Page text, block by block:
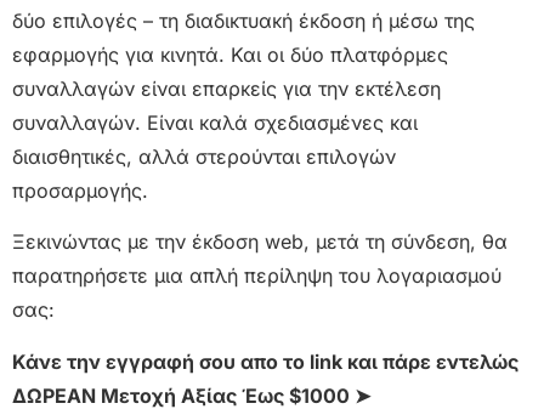
δύο επιλογές – τη διαδικτυακή έκδοση ή μέσω της
εφαρμογής για κινητά. Και οι δύο πλατφόρμες
συναλλαγών είναι επαρκείς για την εκτέλεση
συναλλαγών. Είναι καλά σχεδιασμένες και
διαισθητικές, αλλά στερούνται επιλογών
προσαρμογής.
Ξεκινώντας με την έκδοση web, μετά τη σύνδεση, θα
παρατηρήσετε μια απλή περίληψη του λογαριασμού
σας:
Κάνε την εγγραφή σου απο το link και πάρε εντελώς
ΔΩΡΕΑΝ Μετοχή Αξίας Έως $1000 ➤